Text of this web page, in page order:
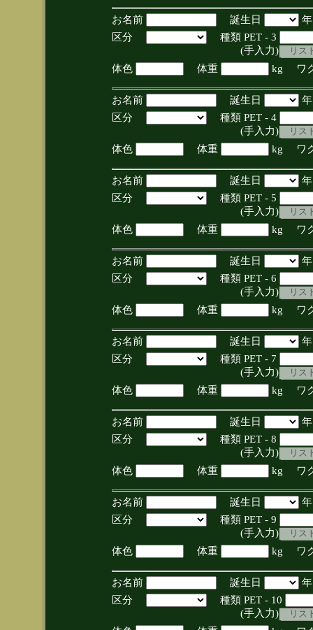
お名前 誕生日
区分
種類 PET - 3
(手入力)
体色
体重 kg ワ
お名前 誕生日
区分
種類 PET - 4
(手入力)
体色
体重 kg ワ
お名前 誕生日
区分
種類 PET - 5
(手入力)
体色
体重 kg ワ
お名前 誕生日
区分
種類 PET - 6
(手入力)
体色
体重 kg ワ
お名前 誕生日
区分
種類 PET - 7
(手入力)
体色
体重 kg ワ
お名前 誕生日
区分
種類 PET - 8
(手入力)
体色
体重 kg ワ
お名前 誕生日
区分
種類 PET - 9
(手入力)
体色
体重 kg ワ
お名前 誕生日
区分
種類 PET - 10
(手入力)